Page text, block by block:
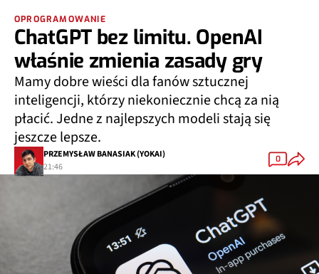
OPROGRAMOWANIE
ChatGPT bez limitu. OpenAI
właśnie zmienia zasady gry
Mamy dobre wieści dla fanów sztucznej
inteligencji, którzy niekoniecznie chcą za nią
płacić. Jedne z najlepszych modeli stają się
jeszcze lepsze.
PRZEMYSŁAW BANASIAK (YOKAI)
21:46
0